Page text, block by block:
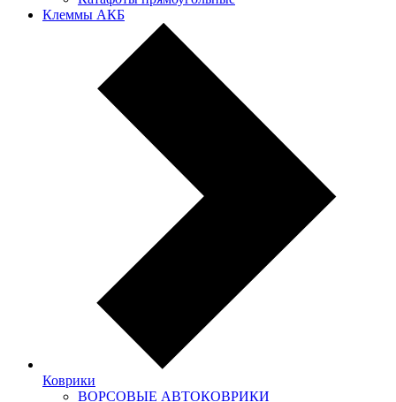
Клеммы АКБ
Коврики
ВОРСОВЫЕ АВТОКОВРИКИ